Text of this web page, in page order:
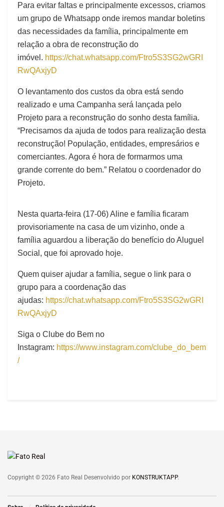
Para evitar faltas e principalmente excessos, criamos
um grupo de Whatsapp onde iremos mandar boletins
das necessidades da família, principalmente em
relação a obra de reconstrução do
imóvel. https://chat.whatsapp.com/Ftro5S3SG2wGRI
RwQAxjyD
O levantamento dos custos da obra está sendo
realizado e uma Campanha será lançada pelo
Projeto para a reconstrução do sonho desta família.
“Precisamos da ajuda de todos para realização desta
reconstrução! População, entidades, empresários e
comerciantes. Agora é hora de formarmos uma
grande corrente do bem.” Relatou o coordenador do
Projeto.
Nesta quarta-feira (17-06) Aline e família ficaram
provisoriamente na casa de um vizinho, onde a
família aguardou a liberação do benefício do Aluguel
Social, que foi aprovado hoje.
Quem quiser ajudar a família, segue o link para o
grupo para a coordenação das
ajudas: https://chat.whatsapp.com/Ftro5S3SG2wGRI
RwQAxjyD
Siga o Clube do Bem no
Instagram: https://www.instagram.com/clube_do_bem
/
Copyright © 2026 Fato Real Desenvolvido por KONSTRUKTAPP.